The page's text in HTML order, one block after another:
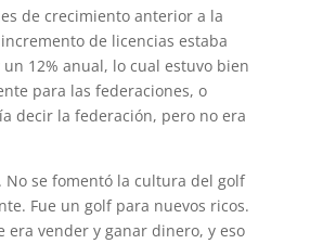
de crecimiento anterior a la
de licencias estaba
12% anual, lo cual estuvo bien
para las federaciones, o
decir la federación, pero no era
No se fomentó la cultura del golf
Fue un golf para nuevos ricos.
era vender y ganar dinero, y eso